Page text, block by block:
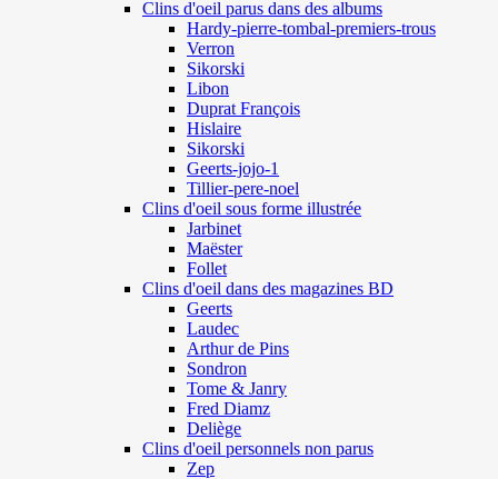
Clins d'oeil parus dans des albums
Hardy-pierre-tombal-premiers-trous
Verron
Sikorski
Libon
Duprat François
Hislaire
Sikorski
Geerts-jojo-1
Tillier-pere-noel
Clins d'oeil sous forme illustrée
Jarbinet
Maëster
Follet
Clins d'oeil dans des magazines BD
Geerts
Laudec
Arthur de Pins
Sondron
Tome & Janry
Fred Diamz
Deliège
Clins d'oeil personnels non parus
Zep